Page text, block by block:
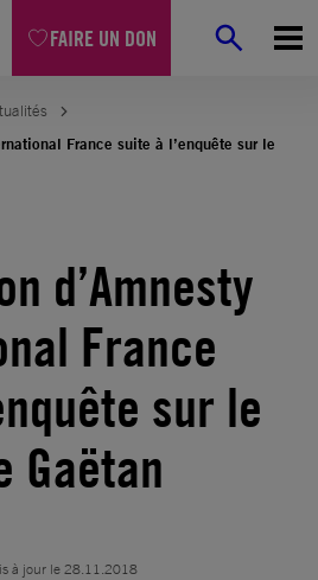
FAIRE UN DON
France suite à l’enquête sur le
d’Amnesty
France
sur le
Gaëtan
à jour le28.11.2018